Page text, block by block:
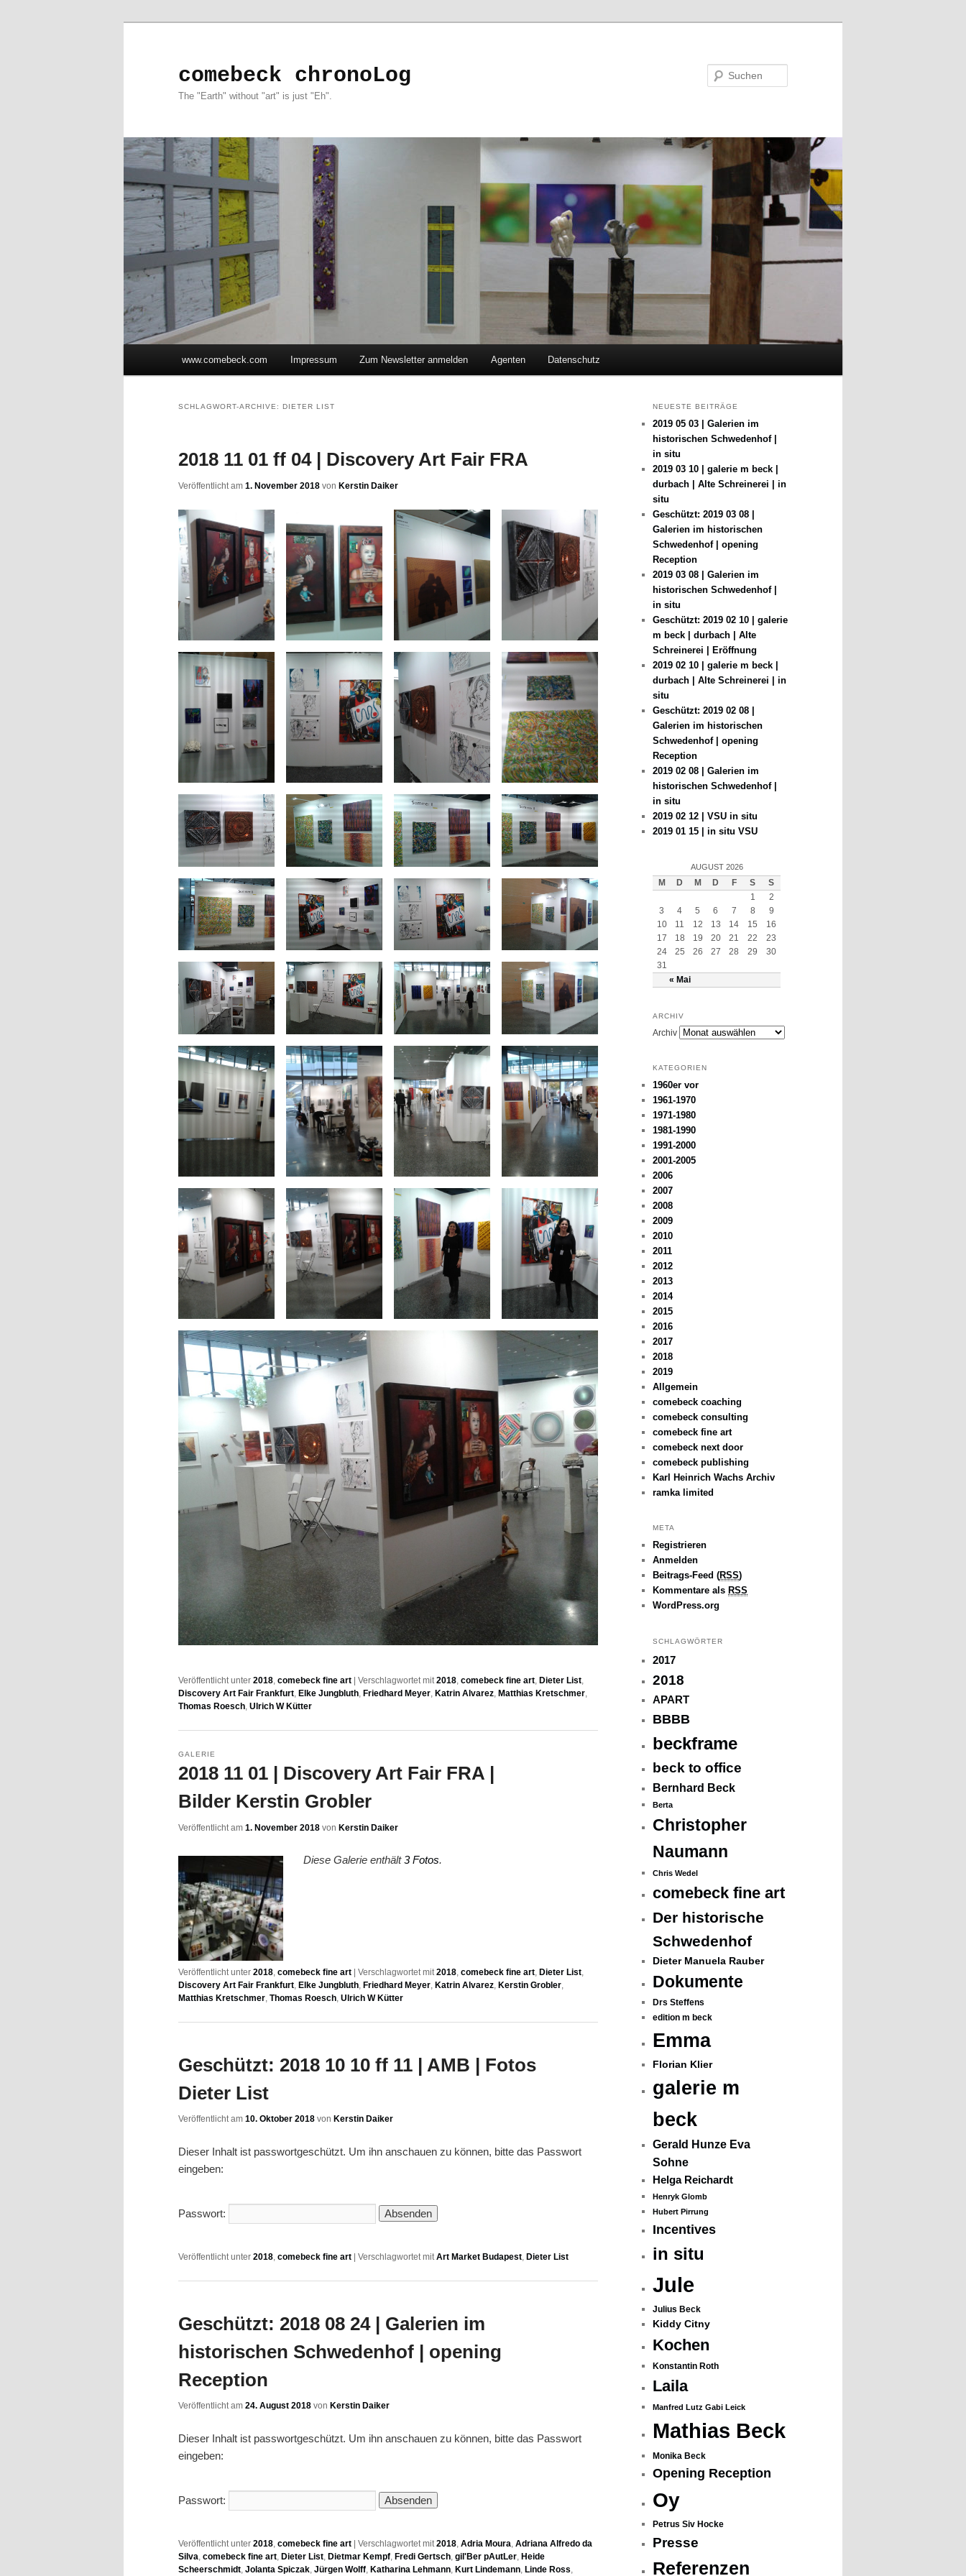
comebeck chronoLog
The "Earth" without "art" is just "Eh".
Zum Inhalt wechseln
Zum sekundären Inhalt wechseln
www.comebeck.com Impressum Zum Newsletter anmelden Agenten Datenschutz
SCHLAGWORT-ARCHIVE: DIETER LIST
2018 11 01 ff 04 | Discovery Art Fair FRA
Veröffentlicht am 1. November 2018 von Kerstin Daiker
Veröffentlicht unter 2018, comebeck fine art Verschlagwortet mit 2018, comebeck fine art, Dieter List,
Discovery Art Fair Frankfurt, Elke Jungbluth, Friedhard Meyer, Katrin Alvarez, Matthias Kretschmer,
Thomas Roesch, Ulrich W Kütter
2018 11 01 | Discovery Art Fair FRA |
Bilder Kerstin Grobler
GALERIE
Veröffentlicht am 1. November 2018 von Kerstin Daiker
Diese Galerie enthält3 Fotos.
Veröffentlicht unter 2018, comebeck fine art | Verschlagwortet mit 2018, comebeck fine art, Dieter List,
Discovery Art Fair Frankfurt, Elke Jungbluth, Friedhard Meyer, Katrin Alvarez, Kerstin Grobler,
Matthias Kretschmer, Thomas Roesch, Ulrich W Kütter
Geschützt: 2018 10 10 ff 11 | AMB | Fotos
Dieter List
Veröffentlicht am 10. Oktober 2018 von Kerstin Daiker
Dieser Inhalt ist passwortgeschützt. Um ihn anschauen zu können, bitte das Passwort
eingeben:
Passwort:
Veröffentlicht unter 2018, comebeck fine art | Verschlagwortet mit Art Market Budapest, Dieter List
Geschützt: 2018 08 24 | Galerien im
historischen Schwedenhof | opening
Reception
Veröffentlicht am 24. August 2018 von Kerstin Daiker
Dieser Inhalt ist passwortgeschützt. Um ihn anschauen zu können, bitte das Passwort
eingeben:
Passwort:
Veröffentlicht unter 2018, comebeck fine art Verschlagwortet mit 2018, Adria Moura, Adriana Alfredo da
Silva, comebeck fine art, Dieter List, Dietmar Kempf, Fredi Gertsch, gil'Ber pAutLer, Heide
Scheerschmidt, Jolanta Spiczak, Jürgen Wolff, Katharina Lehmann, Kurt Lindemann, Linde Ross,
NEUESTE BEITRÄGE
2019 05 03 | Galerien im
historischen Schwedenhof |
in situ
2019 03 10 | galerie m beck |
durbach | Alte Schreinerei | in
situ
Geschützt: 2019 03 08 |
Galerien im historischen
Schwedenhof | opening
Reception
2019 03 08 | Galerien im
historischen Schwedenhof |
in situ
Geschützt: 2019 02 10 | galerie
m beck | durbach | Alte
Schreinerei | Eröffnung
2019 02 10 | galerie m beck |
durbach | Alte Schreinerei | in
situ
Geschützt: 2019 02 08 |
Galerien im historischen
Schwedenhof | opening
Reception
2019 02 08 | Galerien im
historischen Schwedenhof |
in situ
2019 02 12 | VSU in situ
2019 01 15 | in situ VSU
AUGUST 2026
M D M D F S S
« Mai
1
2
3
4 5 6 7 8
9
10
11 12 13 14 15
16
17
18 19 20 21 22
23
24
25 26 27 28 29
30
31
ARCHIV
Archiv
KATEGORIEN
1960er vor
1961-1970
1971-1980
1981-1990
1991-2000
2001-2005
2006
2007
2008
2009
2010
2011
2012
2013
2014
2015
2016
2017
2018
2019
Allgemein
comebeck coaching
comebeck consulting
comebeck fine art
comebeck next door
comebeck publishing
Karl Heinrich Wachs Archiv
ramka limited
META
Registrieren
Anmelden
Beitrags-Feed (RSS)
Kommentare als RSS
WordPress.org
SCHLAGWÖRTER
2017
2018
APART
BBBB
beckframe
beck to office
Bernhard Beck
Berta
Christopher
Naumann
Chris Wedel
comebeck fine art
Der historische
Schwedenhof
Dieter Manuela Rauber
Dokumente
Drs Steffens
edition m beck
Emma
Florian Klier
galerie m
beck
Gerald Hunze Eva
Sohne
Helga Reichardt
Henryk Glomb
Hubert Pirrung
Incentives
in situ
Jule
Julius Beck
Kiddy Citny
Kochen
Konstantin Roth
Laila
Manfred Lutz Gabi Leick
Mathias Beck
Monika Beck
Opening Reception
Oy
Petrus Siv Hocke
Presse
Referenzen